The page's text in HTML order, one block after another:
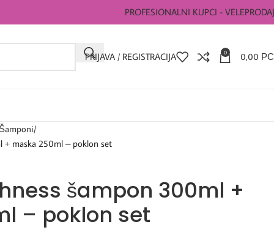
PROFESIONALNI KUPCI -
PRIJAVA / REGISTRACIJA 0 0,00
+ maska 250ml – poklon set
šampon 300ml +
– poklon set